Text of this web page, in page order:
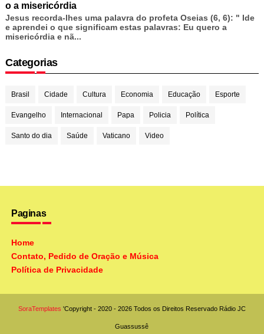
o a misericórdia
Jesus recorda-lhes uma palavra do profeta Oseias (6, 6): " Ide
e aprendei o que significam estas palavras: Eu quero a
misericórdia e nã...
Categorias
Brasil Cidade Cultura Economia Educação Esporte
Evangelho Internacional Papa Policia Política
Santo do dia Saúde Vaticano Video
Paginas
Home
Contato, Pedido de Oração e Música
Política de Privacidade
SoraTemplates 'Copyright - 2020 - 2026 Todos os Direitos Reservado Rádio JC
Guassussê